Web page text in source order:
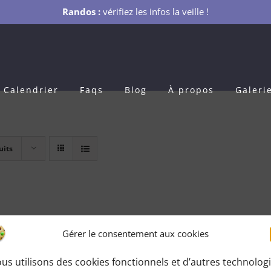
Randos : vérifiez les infos la veille !
Gérer le consentement aux cookies
utilisons des cookies fonctionnels et d’autres
Calendrier Faqs Blog À propos